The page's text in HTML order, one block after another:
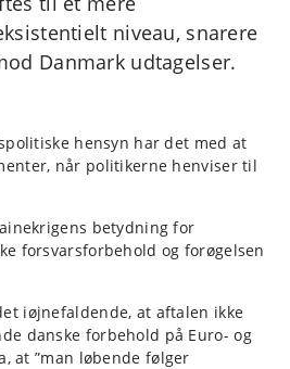
niveau, snarere
Danmark udtagelser.
hensyn har det med at
når politikerne henviser til
betydning for
forsvarsforbehold og forøgelsen
iøjnefaldende, at aftalen ikke
danske forbehold på Euro- og
at ”man løbende følger